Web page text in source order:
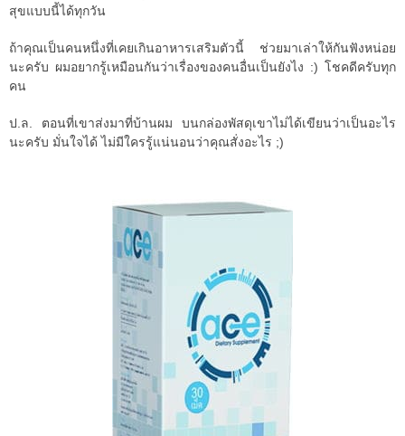
สุขแบบนี้ได้ทุกวัน
ถ้าคุณเป็นคนหนึ่งที่เคยเกินอาหารเสริมตัวนี้ ช่วยมาเล่าให้กันฟังหน่อย
นะครับ ผมอยากรู้เหมือนกันว่าเรื่องของคนอื่นเป็นยังไง :) โชคดีครับทุก
คน
ป.ล. ตอนที่เขาส่งมาที่บ้านผม บนกล่องพัสดุเขาไม่ได้เขียนว่าเป็นอะไร
นะครับ มั่นใจได้ ไม่มีใครรู้แน่นอนว่าคุณสั่งอะไร ;)